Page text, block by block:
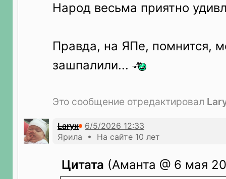
Народ весьма приятно
Правда, на ЯПе, помнится,
зашпалили...
Это сообщение отредактировал
Laryx
Ярила • На сайте 10 лет
Цитата (Аманта @ 6 мая